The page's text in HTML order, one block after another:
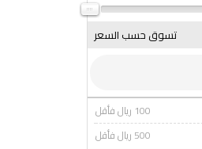
تسوق حسب السعر
100 ريال فأقل
500 ريال فأقل